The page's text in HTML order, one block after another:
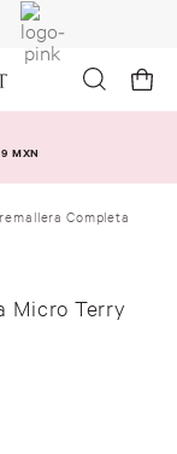
MXN
Completa
Micro Terry